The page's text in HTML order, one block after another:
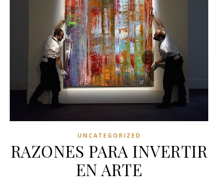
UNCATEGORIZED
RAZONES PARA INVERTIR
EN ARTE